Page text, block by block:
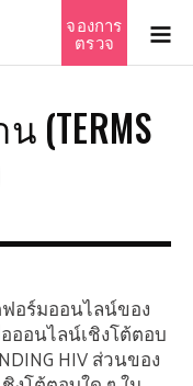
จองการ
ตรวจ
(TERMS
อร์มออนไลน์ของ
อออนไลน์เชิงโต้ตอบ
HIV ส่วนของ